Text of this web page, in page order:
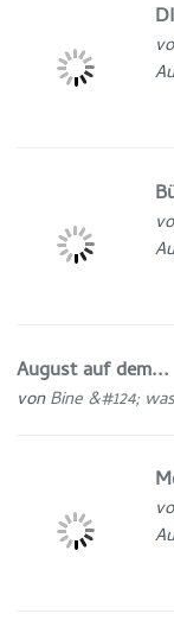
August auf dem...
vonBine &#124;